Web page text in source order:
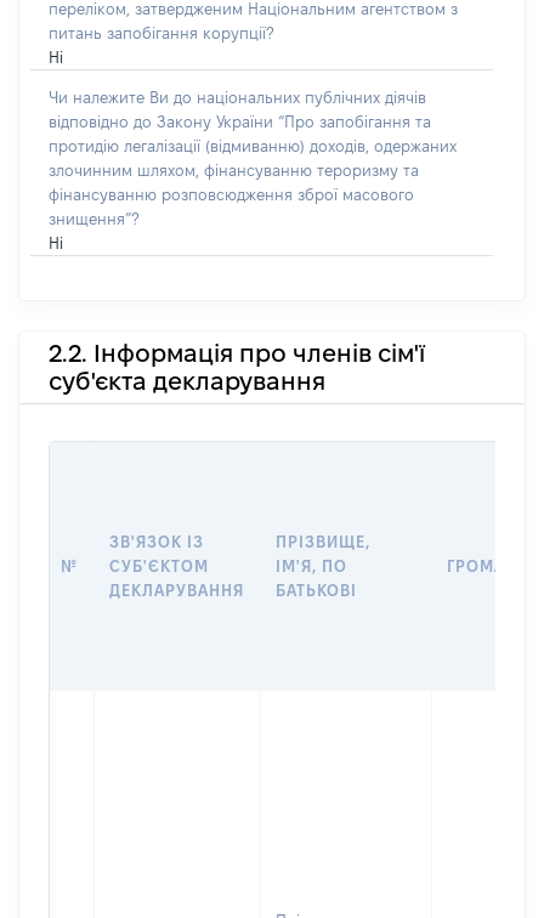
переліком, затвердженим Національним агентством з
питань запобігання корупції?
Ні
Чи належите Ви до національних публічних діячів
відповідно до Закону України “Про запобігання та
протидію легалізації (відмиванню) доходів, одержаних
злочинним шляхом, фінансуванню тероризму та
фінансуванню розповсюдження зброї масового
знищення”?
Ні
2.2. Інформація про членів сім'ї
суб'єкта декларування
№
ЗВ'ЯЗОК ІЗ
СУБ'ЄКТОМ
ДЕКЛАРУВАННЯ
ПРІЗВИЩЕ,
ІМ'Я, ПО
БАТЬКОВІ